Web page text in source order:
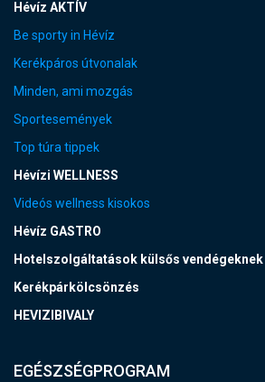
Hévíz AKTÍV
Be sporty in Hévíz
Kerékpáros útvonalak
Minden, ami mozgás
Sportesemények
Top túra tippek
Hévízi WELLNESS
Videós wellness kisokos
Hévíz GASTRO
Hotelszolgáltatások külsős vendégeknek
Kerékpárkölcsönzés
HEVIZIBIVALY
EGÉSZSÉGPROGRAM